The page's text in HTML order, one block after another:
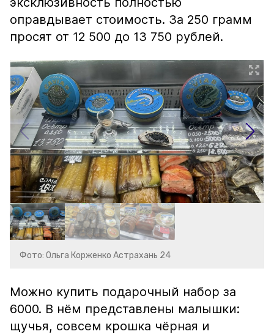
оправдывает стоимость. За 250 грамм
просят от 12 500 до 13 750 рублей.
Фото: Ольга Корженко Астрахань 24
Можно купить подарочный набор за
6000. В нём представлены малышки:
щучья, совсем крошка чёрная и